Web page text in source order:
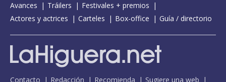
Avances
Tráilers
Festivales + premios
Actores y actrices
Carteles Box-office Guía / directorio
Contacto Redacción Recomienda
Sugiere una web